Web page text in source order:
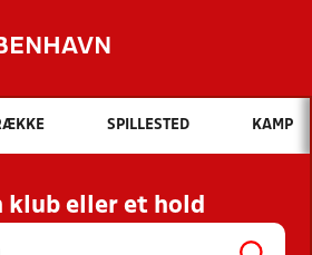
Hvad vil du søge efter?
INDHOLD OG NYHEDER
KLUBBER OG
HOLD
SPILLESTED KAMP
klub eller et hold